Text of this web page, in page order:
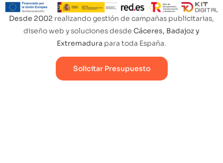
Desde 2002 realizando gestión de campañas publicitarias,
diseño web y soluciones desde Cáceres, Badajoz y
Extremadura para toda España.
Solicitar Presupuesto